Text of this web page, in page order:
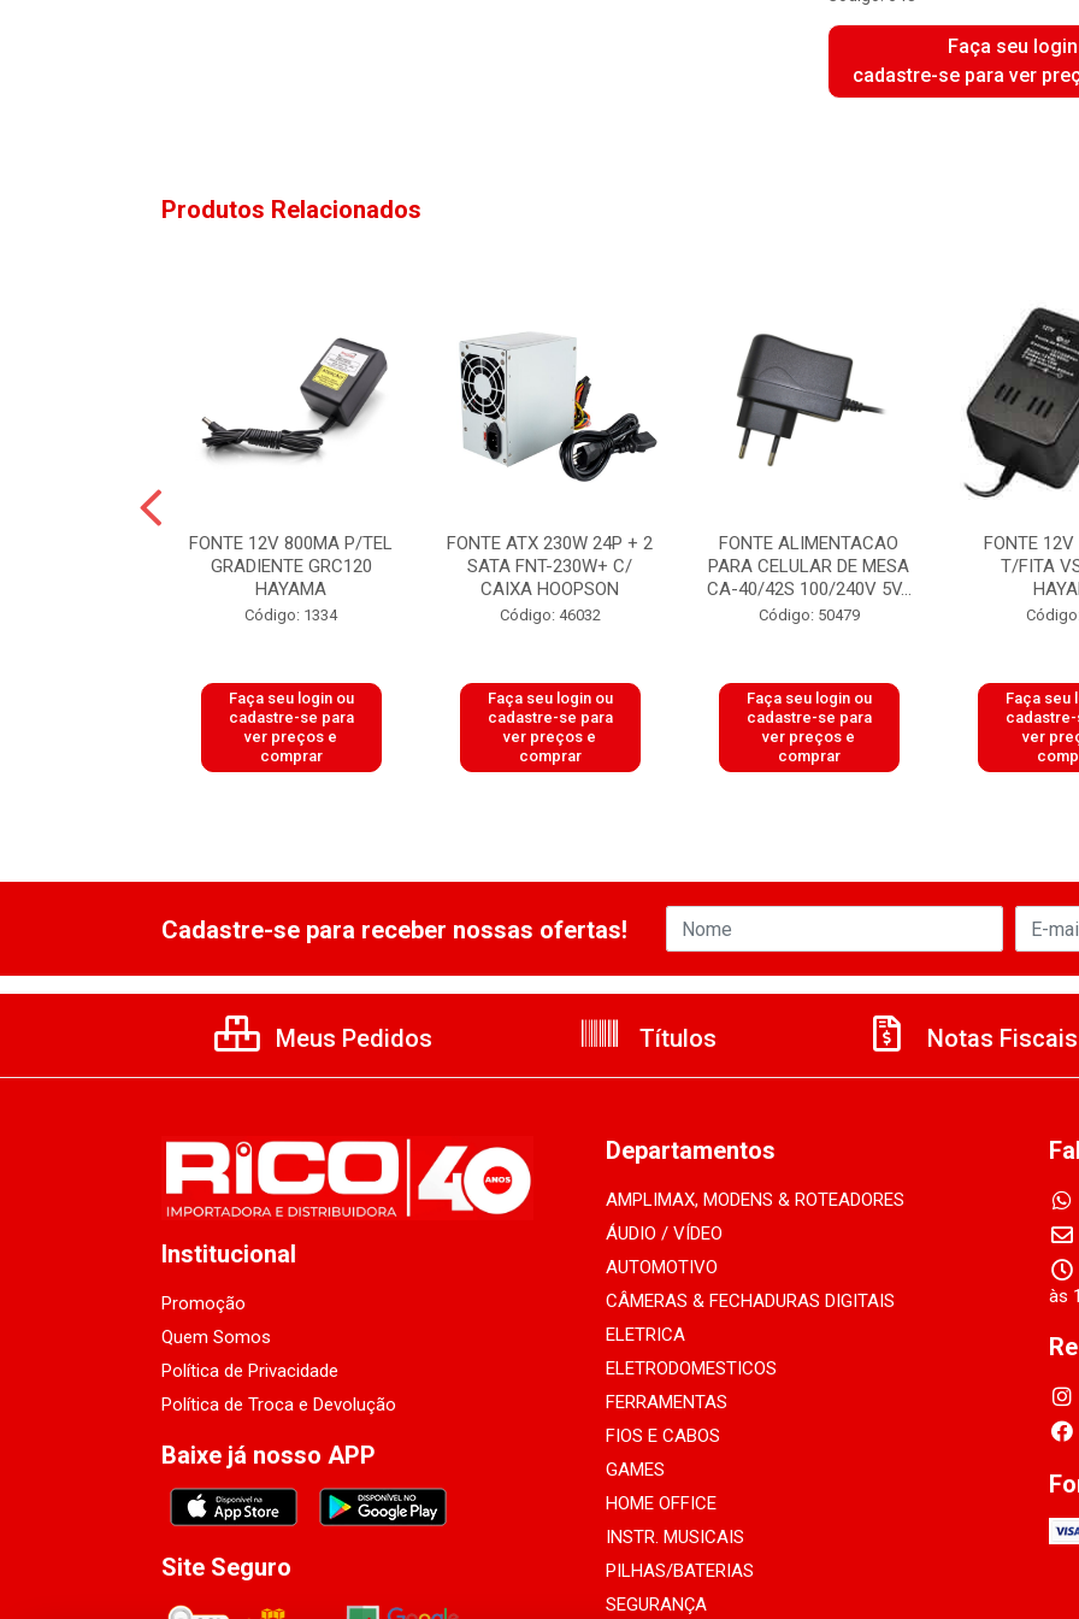
Faça seu
cadastre-se para ver
Produtos Relacionados
FONTE 12V 800MA P/TEL
GRADIENTE GRC120
HAYAMA
Código: 1334
Faça seu login ou
cadastre-se para
ver preços e
comprar
FONTE ATX 230W 24P + 2
SATA FNT-230W+ C/
CAIXA HOOPSON
Código: 46032
Faça seu login ou
cadastre-se para
ver preços e
comprar
FONTE ALIMENTACAO
PARA CELULAR DE MESA
CA-40/42S 100/240V 5V...
Código: 50479
Faça seu login ou
cadastre-se para
ver preços e
comprar
FONTE
T/FITA
Faça seu
ver
Cadastre-se para receber nossas ofertas!
Meus Pedidos Títulos Notas Fiscais
Institucional
Promoção
Quem Somos
Política de Privacidade
Política de Troca e Devolução
Baixe já nosso APP
Site Seguro
Departamentos
AMPLIMAX, MODENS & ROTEADORES
ÁUDIO / VÍDEO
AUTOMOTIVO
CÂMERAS & FECHADURAS DIGITAIS
ELETRICA
ELETRODOMESTICOS
FERRAMENTAS
FIOS E CABOS
GAMES
HOME OFFICE
INSTR. MUSICAIS
PILHAS/BATERIAS
SEGURANÇA
às